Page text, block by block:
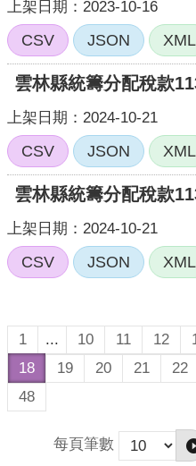
上架日期：2023-10-16
CSV JSON XML
雲林縣統籌分配稅款
上架日期：2024-10-21
CSV JSON XML
雲林縣統籌分配稅款
上架日期：2024-10-21
CSV JSON XML
1 ... 10 11 12
18
19 20 21 22
48
每頁筆數